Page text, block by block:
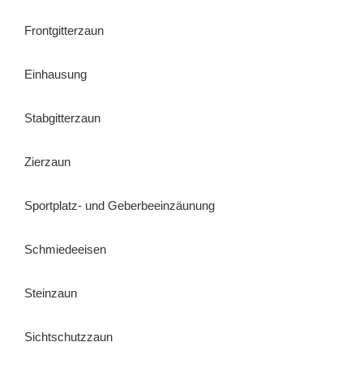
Frontgitterzaun
Einhausung
Stabgitterzaun
Zierzaun
Sportplatz- und Geberbeeinzäunung
Schmiedeeisen
Steinzaun
Sichtschutzzaun